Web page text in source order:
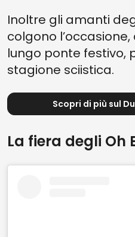
Inoltre gli amanti
colgono
lungo ponte festivo,
stagione sciistica.
Scopri di più sul
La fiera degli Oh